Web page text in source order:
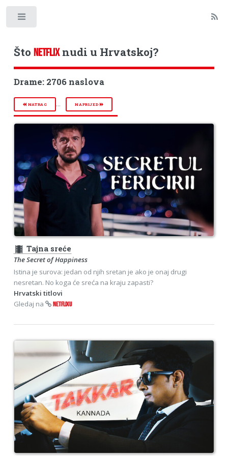
Što NETFLIXnudi u Hrvatskoj?
Drame: 2706 naslova
NATRAG ... NAPRIJED
theaters Tajna sreće
The Secret of Happiness
Istina je surova: jedan od njih sretan je ako je onaj drugi
nesretan. No koga će sreća na kraju zapasti?
Hrvatski titlovi
Gledaj na
NETFLIXU